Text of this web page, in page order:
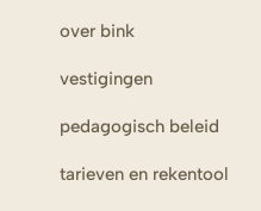
over bink
vestigingen
pedagogisch beleid
tarieven en rekentool